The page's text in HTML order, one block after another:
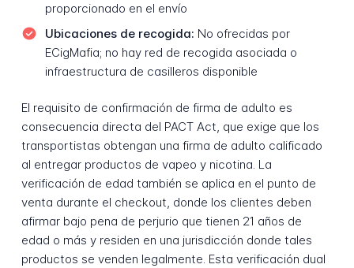
proporcionado en el envío
Ubicaciones de recogida: No ofrecidas por
ECigMafia; no hay red de recogida asociada o
infraestructura de casilleros disponible
El requisito de confirmación de firma de adulto es
consecuencia directa del PACT Act, que exige que los
transportistas obtengan una firma de adulto calificado
al entregar productos de vapeo y nicotina. La
verificación de edad también se aplica en el punto de
venta durante el checkout, donde los clientes deben
afirmar bajo pena de perjurio que tienen 21 años de
edad o más y residen en una jurisdicción donde tales
productos se venden legalmente. Esta verificación dual